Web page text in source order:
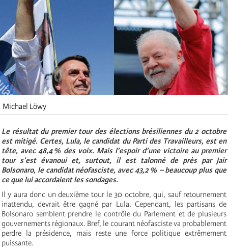
Michael Löwy
Le résultat du premier tour des élections brésiliennes du 2 octobre
est mitigé. Certes, Lula, le candidat du Parti des Travailleurs, est en
tête, avec 48,4 % des voix. Mais l’espoir d’une victoire au premier
tour s’est évanoui et, surtout, il est talonné de près par Jair
Bolsonaro, le candidat néofasciste, avec 43,2 % – beaucoup plus que
ce que lui accordaient les sondages.
Il y aura donc un deuxième tour le 30 octobre, qui, sauf retournement
inattendu, devrait être gagné par Lula. Cependant, les partisans de
Bolsonaro semblent prendre le contrôle du Parlement et de plusieurs
gouvernements régionaux. Bref, le courant néofasciste va probablement
perdre la présidence, mais reste une force politique extrêmement
puissante.